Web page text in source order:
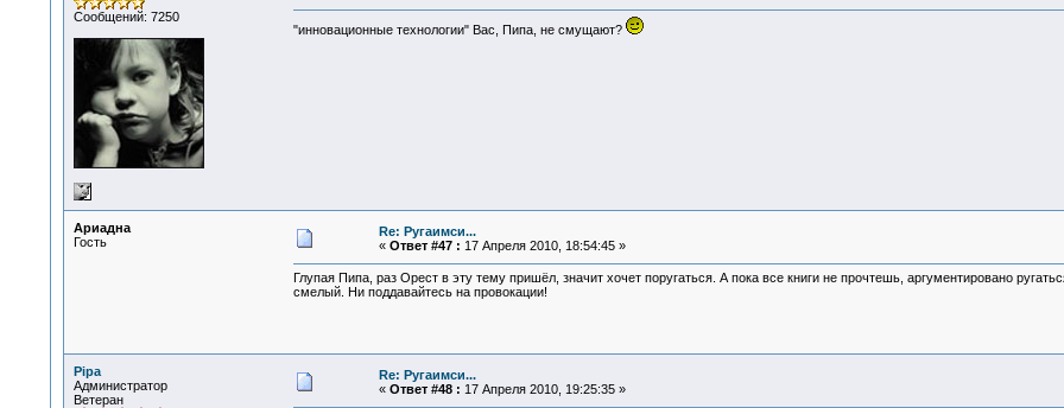
Сообщений: 7250
"инновационные технологии" Вас, Пипа, не смущают?
Ариадна
Гость
Re: Ругаимси...
« Ответ #47 : 17 Апреля 2010, 18:54:45 »
Глупая Пипа, раз Орест в эту тему пришёл, значит хочет поругаться. А пока все книги не прочтешь, аргументировано
смелый. Ни поддавайтесь на провокации!
Pipa
Администратор
Ветеран
Re: Ругаимси...
« Ответ #48 : 17 Апреля 2010, 19:25:35 »